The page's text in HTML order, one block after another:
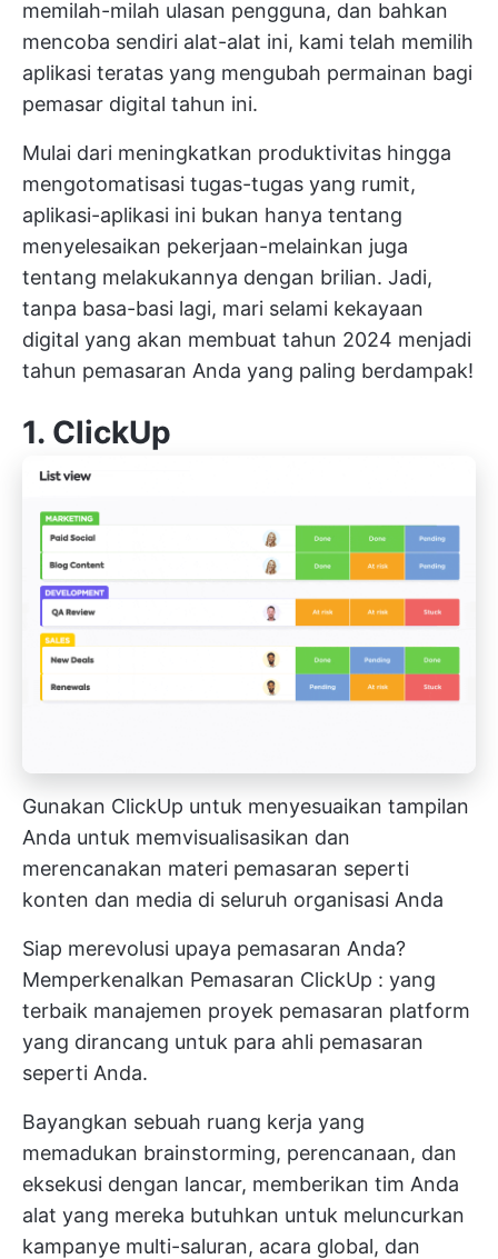
memilah-milah ulasan pengguna, dan bahkan
mencoba sendiri alat-alat ini, kami telah memilih
aplikasi teratas yang mengubah permainan bagi
pemasar digital tahun ini.
Mulai dari meningkatkan produktivitas hingga
mengotomatisasi tugas-tugas yang rumit,
aplikasi-aplikasi ini bukan hanya tentang
menyelesaikan pekerjaan-melainkan juga
tentang melakukannya dengan brilian. Jadi,
tanpa basa-basi lagi, mari selami kekayaan
digital yang akan membuat tahun 2024 menjadi
tahun pemasaran Anda yang paling berdampak!
1. ClickUp
Gunakan ClickUp untuk menyesuaikan tampilan
Anda untuk memvisualisasikan dan
merencanakan materi pemasaran seperti
konten dan media di seluruh organisasi Anda
Siap merevolusi upaya pemasaran Anda?
Memperkenalkan Pemasaran ClickUp : yang
terbaik manajemen proyek pemasaran platform
yang dirancang untuk para ahli pemasaran
seperti Anda.
Bayangkan sebuah ruang kerja yang
memadukan brainstorming, perencanaan, dan
eksekusi dengan lancar, memberikan tim Anda
alat yang mereka butuhkan untuk meluncurkan
kampanye multi-saluran, acara global, dan